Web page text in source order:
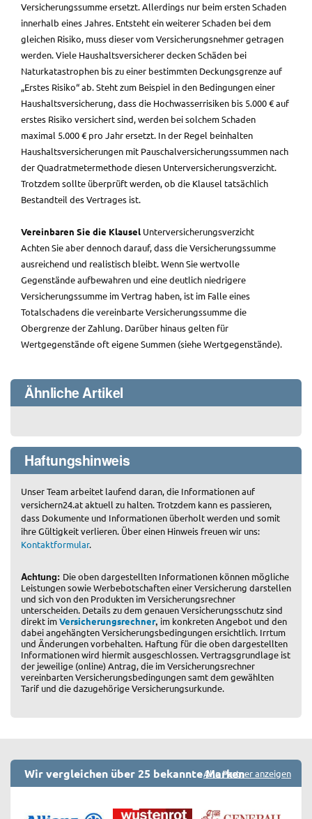
Versicherungssumme ersetzt. Allerdings nur beim ersten Schaden
innerhalb eines Jahres. Entsteht ein weiterer Schaden bei dem
gleichen Risiko, muss dieser vom Versicherungsnehmer getragen
werden. Viele Haushaltsversicherer decken Schäden bei
Naturkatastrophen bis zu einer bestimmten Deckungsgrenze auf
„Erstes Risiko“ ab. Steht zum Beispiel in den Bedingungen einer
Haushaltsversicherung, dass die Hochwasserrisiken bis 5.000 € auf
erstes Risiko versichert sind, werden bei solchem Schaden
maximal 5.000 € pro Jahr ersetzt. In der Regel beinhalten
Haushaltsversicherungen mit Pauschalversicherungssummen nach
der Quadratmetermethode diesen Unterversicherungsverzicht.
Trotzdem sollte überprüft werden, ob die Klausel tatsächlich
Bestandteil des Vertrages ist.
Vereinbaren Sie die Klausel Unterversicherungsverzicht
Achten Sie aber dennoch darauf, dass die Versicherungssumme
ausreichend und realistisch bleibt. Wenn Sie wertvolle
Gegenstände aufbewahren und eine deutlich niedrigere
Versicherungssumme im Vertrag haben, ist im Falle eines
Totalschadens die vereinbarte Versicherungssumme die
Obergrenze der Zahlung. Darüber hinaus gelten für
Wertgegenstände oft eigene Summen (siehe Wertgegenstände).
Ähnliche Artikel
Haftungshinweis
Unser Team arbeitet laufend daran, die Informationen auf
versichern24.at aktuell zu halten. Trotzdem kann es passieren,
dass Dokumente und Informationen überholt werden und somit
ihre Gültigkeit verlieren. Über einen Hinweis freuen wir uns:
Kontaktformular.
Achtung: Die oben dargestellten Informationen können mögliche
Leistungen sowie Werbebotschaften einer Versicherung darstellen
und sich von den Produkten im Versicherungsrechner
unterscheiden. Details zu dem genauen Versicherungsschutz sind
direkt imVersicherungsrechner, im konkreten Angebot und den
dabei angehängten Versicherungsbedingungen ersichtlich. Irrtum
und Änderungen vorbehalten. Haftung für die oben dargestellten
Informationen wird hiermit ausgeschlossen. Vertragsgrundlage ist
der jeweilige (online) Antrag, die im Versicherungsrechner
vereinbarten Versicherungsbedingungen samt dem gewählten
Tarif und die dazugehörige Versicherungsurkunde.
Wir vergleichen über 25 bekannte MarkenAlle Partner anzeigen